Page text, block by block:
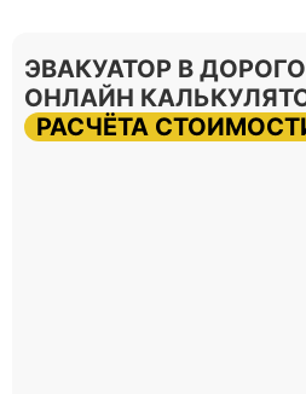
ЭВАКУАТОР В
ОНЛАЙН
РАСЧЁТА